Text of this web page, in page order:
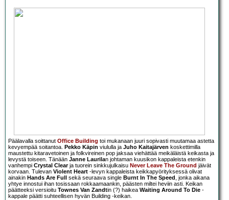
Päälavalla soittanut Office Building toi mukanaan juuri sopivasti muutamaa astetta
kevyempää soitantoa. Pekko Käpin viululla ja Juho Kaitajärven koskettimilla
maustettu kitaravetoinen ja folkvireinen pop jaksaa viehättää meikäläistä keikasta ja
levystä toiseen. Tänään Janne Laurilan johtaman kuusikon kappaleista etenkin
vanhempi Crystal Clearja tuorein sinkkujulkaisu Never Leave The Ground jäivät
korvaan. Tulevan Violent Heart -levyn kappaleista keikkapyörityksessä olivat
ainakin Hands Are Full sekä seuraava single Burnt In The Speed , jonka aikana
yhtye innostui ihan tosissaan rokkaamaankin, päästen miltei heviin asti. Keikan
päätteeksi versioitu Townes Van Zandtin (?) haikea Waiting Around To Die -
kappale päätti suhteellisen hyvän Building -keikan.